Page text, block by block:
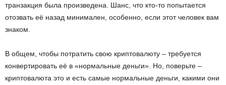
транзакция была произведена. Шанс, что кто-то попытается
отозвать её назад минимален, особенно, если этот человек вам
знаком.
В общем, чтобы потратить свою криптовалюту – требуется
конвертировать её в «нормальные деньги». Но, поверьте –
криптовалюта это и есть самые нормальные деньги, какими они